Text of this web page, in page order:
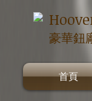
豪華鈕
首頁